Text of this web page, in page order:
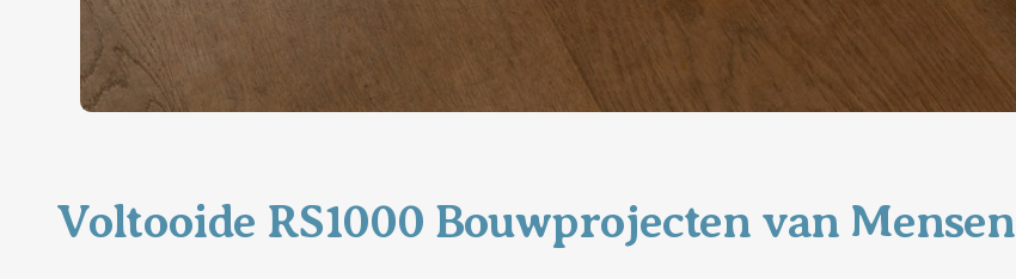
Voltooide RS1000 Bouwprojecten van Mensen